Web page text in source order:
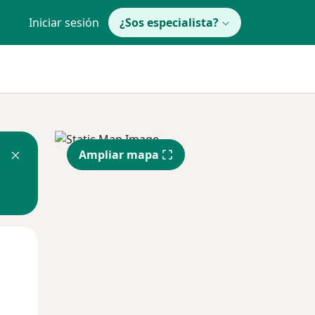
Iniciar sesión ¿Sos especialista?
Ampliar mapa